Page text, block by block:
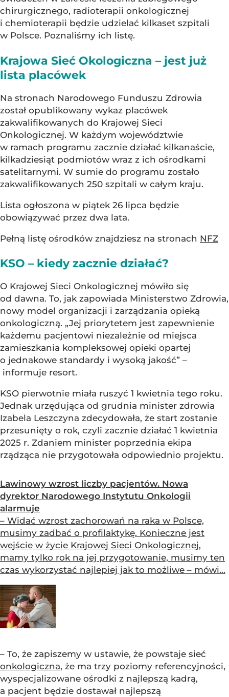
chirurgicznego, radioterapii onkologicznej
i chemioterapii będzie udzielać kilkaset szpitali
w Polsce. Poznaliśmy ich listę.
Krajowa Sieć Okologiczna – jest już
lista placówek
Na stronach Narodowego Funduszu Zdrowia
został opublikowany wykaz placówek
zakwalifikowanych do Krajowej Sieci
Onkologicznej. W każdym województwie
w ramach programu zacznie działać kilkanaście,
kilkadziesiąt podmiotów wraz z ich ośrodkami
satelitarnymi. W sumie do programu zostało
zakwalifikowanych 250 szpitali w całym kraju.
Lista ogłoszona w piątek 26 lipca będzie
obowiązywać przez dwa lata.
Pełną listę ośrodków znajdziesz na stronach NFZ
KSO – kiedy zacznie działać?
O Krajowej Sieci Onkologicznej mówiło się
od dawna. To, jak zapowiada Ministerstwo Zdrowia,
nowy model organizacji i zarządzania opieką
onkologiczną. „Jej priorytetem jest zapewnienie
każdemu pacjentowi niezależnie od miejsca
zamieszkania kompleksowej opieki opartej
o jednakowe standardy i wysoką jakość” –
informuje resort.
KSO pierwotnie miała ruszyć 1 kwietnia tego roku.
Jednak urzędująca od grudnia minister zdrowia
Izabela Leszczyna zdecydowała, że start zostanie
przesunięty o rok, czyli zacznie działać 1 kwietnia
2025 r. Zdaniem minister poprzednia ekipa
rządząca nie przygotowała odpowiednio projektu.
Lawinowy wzrost liczby pacjentów. Nowa
dyrektor Narodowego Instytutu Onkologii
alarmuje
– Widać wzrost zachorowań na raka w Polsce,
musimy zadbać o profilaktykę. Konieczne jest
wejście w życie Krajowej Sieci Onkologicznej,
mamy tylko rok na jej przygotowanie, musimy ten
czas wykorzystać najlepiej jak to możliwe – mówi...
– To, że zapiszemy w ustawie, że powstaje sieć
onkologiczna, że ma trzy poziomy referencyjności,
wyspecjalizowane ośrodki z najlepszą kadrą,
a pacjent będzie dostawał najlepszą